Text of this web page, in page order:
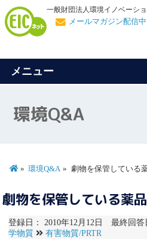
一般財団法人環境イノベーシ
メールマガジン配信中
メニュー
環境Q&A
環境Q&A 劇物を保管している
劇物を保管している薬
登録日： 2010年12月12日 最終回答
学物質
有害物質/PRTR